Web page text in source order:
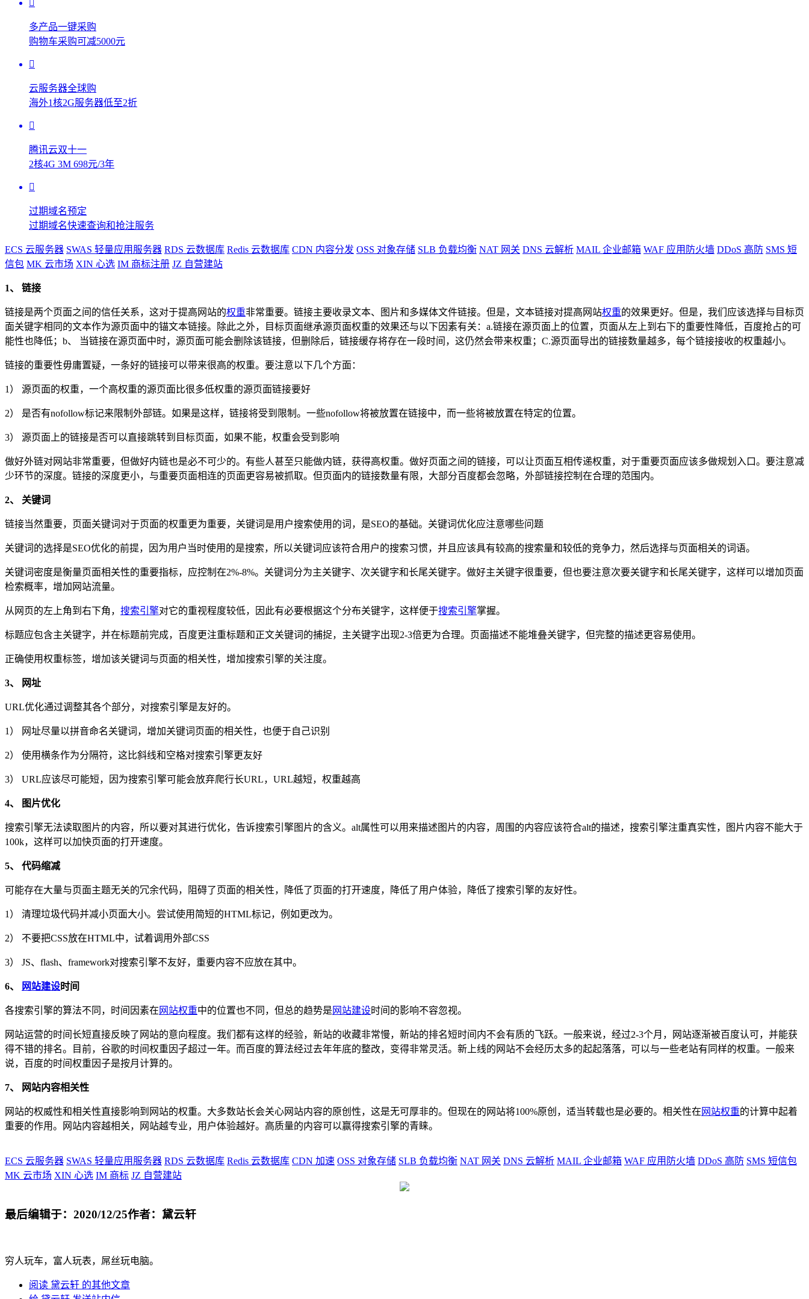
多产品一键采购
购物车采购可减5000元
云服务器全球购
海外1核2G服务器低至2折
腾讯云双十一
2核4G 3M 698元/3年
过期域名预定
过期域名快速查询和抢注服务
ECS 云服务器 SWAS 轻量应用服务器 RDS 云数据库 Redis 云数据库 CDN 内容分发 OSS 对象存储 SLB 负载均衡 NAT 网关 DNS 云解析 MAIL 企业邮箱 WAF 应用防火墙 DDoS 高防 SMS 短
信包 MK 云市场 XIN 心选 IM 商标注册 JZ 自营建站
1、 链接
链接是两个页面之间的信任关系，这对于提高网站的权重非常重要。链接主要收录文本、图片和多媒体文件链接。但是，文本链接对提高网站权重的效果更好。但是，我们应该选择与目标页
面关键字相同的文本作为源页面中的锚文本链接。除此之外，目标页面继承源页面权重的效果还与以下因素有关：a.链接在源页面上的位置，页面从左上到右下的重要性降低，百度抢占的可
能性也降低；b、 当链接在源页面中时，源页面可能会删除该链接，但删除后，链接缓存将存在一段时间，这仍然会带来权重；C.源页面导出的链接数量越多，每个链接接收的权重越小。
链接的重要性毋庸置疑，一条好的链接可以带来很高的权重。要注意以下几个方面：
1） 源页面的权重，一个高权重的源页面比很多低权重的源页面链接要好
2） 是否有nofollow标记来限制外部链。如果是这样，链接将受到限制。一些nofollow将被放置在链接中，而一些将被放置在特定的位置。
3） 源页面上的链接是否可以直接跳转到目标页面，如果不能，权重会受到影响
做好外链对网站非常重要，但做好内链也是必不可少的。有些人甚至只能做内链，获得高权重。做好页面之间的链接，可以让页面互相传递权重，对于重要页面应该多做规划入口。要注意减
少环节的深度。链接的深度更小，与重要页面相连的页面更容易被抓取。但页面内的链接数量有限，大部分百度都会忽略，外部链接控制在合理的范围内。
2、 关键词
链接当然重要，页面关键词对于页面的权重更为重要，关键词是用户搜索使用的词，是SEO的基础。关键词优化应注意哪些问题
关键词的选择是SEO优化的前提，因为用户当时使用的是搜索，所以关键词应该符合用户的搜索习惯，并且应该具有较高的搜索量和较低的竞争力，然后选择与页面相关的词语。
关键词密度是衡量页面相关性的重要指标，应控制在2%-8%。关键词分为主关键字、次关键字和长尾关键字。做好主关键字很重要，但也要注意次要关键字和长尾关键字，这样可以增加页面
检索概率，增加网站流量。
从网页的左上角到右下角， 搜索引擎对它的重视程度较低，因此有必要根据这个分布关键字，这样便于搜索引擎掌握。
标题应包含主关键字，并在标题前完成，百度更注重标题和正文关键词的捕捉，主关键字出现2-3倍更为合理。页面描述不能堆叠关键字，但完整的描述更容易使用。
正确使用权重标签，增加该关键词与页面的相关性，增加搜索引擎的关注度。
3、 网址
URL优化通过调整其各个部分，对搜索引擎是友好的。
1） 网址尽量以拼音命名关键词，增加关键词页面的相关性，也便于自己识别
2） 使用横条作为分隔符，这比斜线和空格对搜索引擎更友好
3） URL应该尽可能短，因为搜索引擎可能会放弃爬行长URL，URL越短，权重越高
4、 图片优化
搜索引擎无法读取图片的内容，所以要对其进行优化，告诉搜索引擎图片的含义。alt属性可以用来描述图片的内容，周围的内容应该符合alt的描述，搜索引擎注重真实性，图片内容不能大于
100k，这样可以加快页面的打开速度。
5、 代码缩减
可能存在大量与页面主题无关的冗余代码，阻碍了页面的相关性，降低了页面的打开速度，降低了用户体验，降低了搜索引擎的友好性。
1） 清理垃圾代码并减小页面大小。尝试使用简短的HTML标记，例如更改为。
2） 不要把CSS放在HTML中，试着调用外部CSS
3） JS、flash、framework对搜索引擎不友好，重要内容不应放在其中。
6、 网站建设时间
各搜索引擎的算法不同，时间因素在 网站权重中的位置也不同，但总的趋势是 网站建设时间的影响不容忽视。
网站运营的时间长短直接反映了网站的意向程度。我们都有这样的经验，新站的收藏非常慢，新站的排名短时间内不会有质的飞跃。一般来说，经过2-3个月，网站逐渐被百度认可，并能获
得不错的排名。目前，谷歌的时间权重因子超过一年。而百度的算法经过去年年底的整改，变得非常灵活。新上线的网站不会经历太多的起起落落，可以与一些老站有同样的权重。一般来
说，百度的时间权重因子是按月计算的。
7、 网站内容相关性
网站的权威性和相关性直接影响到网站的权重。大多数站长会关心网站内容的原创性，这是无可厚非的。但现在的网站将100%原创，适当转载也是必要的。相关性在 网站权重的计算中起着
重要的作用。网站内容越相关，网站越专业，用户体验越好。高质量的内容可以赢得搜索引擎的青睐。
ECS 云服务器 SWAS 轻量应用服务器 RDS 云数据库 Redis 云数据库 CDN 加速 OSS 对象存储 SLB 负载均衡 NAT 网关 DNS 云解析 MAIL 企业邮箱 WAF 应用防火墙 DDoS 高防 SMS 短信包
MK 云市场 XIN 心选 IM 商标 JZ 自营建站
最后编辑于：2020/12/25作者：黛云轩
穷人玩车，富人玩表，屌丝玩电脑。
阅读 黛云轩 的其他文章